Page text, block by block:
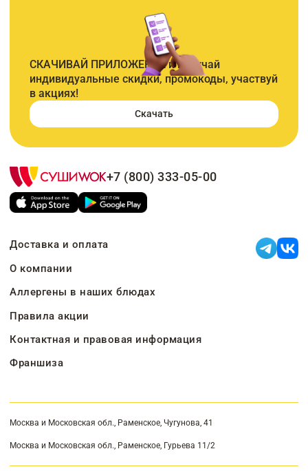
СКАЧИВАЙ ПРИЛОЖЕНИЕ и получай
индивидуальные скидки, промокоды, участвуй
в акциях!
Скачать
+7 (800) 333-05-00
Доставка и оплата
О компании
Аллергены в наших блюдах
Правила акции
Контактная и правовая информация
Франшиза
Москва и Московская обл., Раменское, Чугунова, 41
Москва и Московская обл., Раменское, Гурьева 11/2